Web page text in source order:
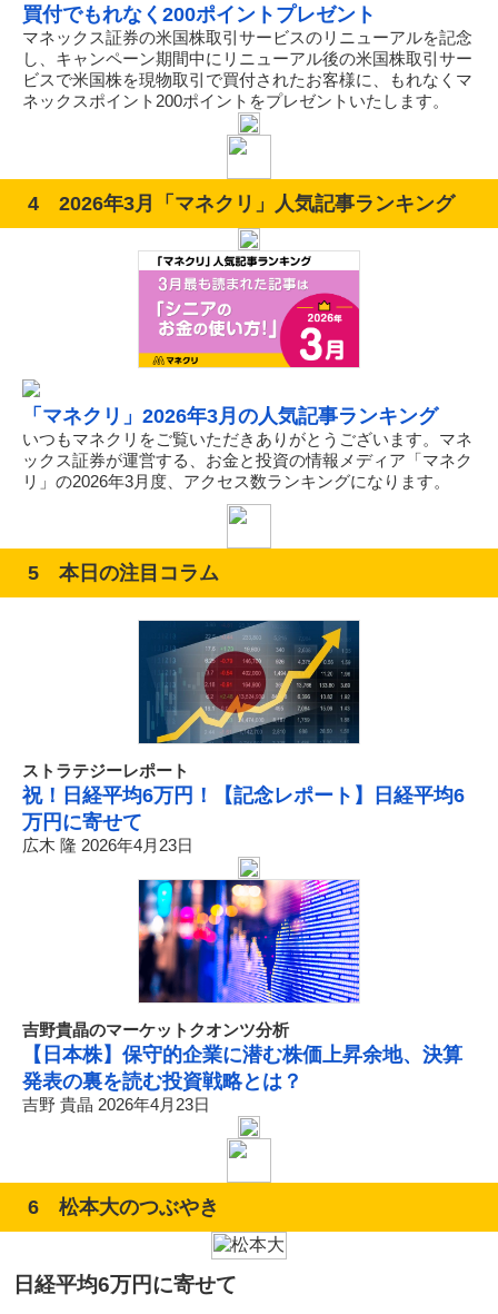
買付でもれなく200ポイントプレゼント
マネックス証券の米国株取引サービスのリニューアルを記念
し、キャンペーン期間中にリニューアル後の米国株取引サー
ビスで米国株を現物取引で買付されたお客様に、もれなくマ
ネックスポイント200ポイントをプレゼントいたします。
4 2026年3月「マネクリ」人気記事ランキング
「マネクリ」2026年3月の人気記事ランキング
いつもマネクリをご覧いただきありがとうございます。マネ
ックス証券が運営する、お金と投資の情報メディア「マネク
リ」の2026年3月度、アクセス数ランキングになります。
5 本日の注目コラム
ストラテジーレポート
祝！日経平均6万円！【記念レポート】日経平均6
万円に寄せて
広木 隆 2026年4月23日
吉野貴晶のマーケットクオンツ分析
【日本株】保守的企業に潜む株価上昇余地、決算
発表の裏を読む投資戦略とは？
吉野 貴晶 2026年4月23日
6 松本大のつぶやき
日経平均6万円に寄せて